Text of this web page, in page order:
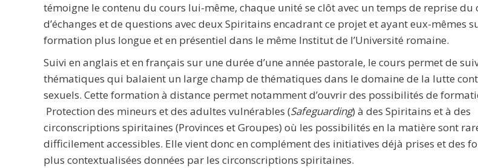
témoigne le contenu du cours lui-même, chaque unité se clôt avec un temps de reprise du
d’échanges et de questions avec deux Spiritains encadrant ce projet et ayant eux-mêmes
formation plus longue et en présentiel dans le même Institut de l’Université romaine.
Suivi en anglais et en français sur une durée d’une année pastorale, le cours permet de
thématiques qui balaient un large champ de thématiques dans le domaine de la lutte
sexuels. Cette formation à distance permet notamment d’ouvrir des possibilités de
Protection des mineurs et des adultes vulnérables (Safeguarding) à des Spiritains et à des
circonscriptions spiritaines (Provinces et Groupes) où les possibilités en la matière sont
difficilement accessibles. Elle vient donc en complément des initiatives déjà prises et des
plus contextualisées données par les circonscriptions spiritaines.